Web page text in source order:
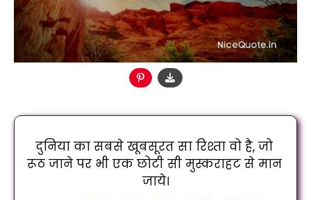
दुनिया का सबसे खूबसूरत सा रिश्ता वो है, जो
रूठ जाने पर भी एक छोटी सी मुस्कराहट से मान
जाये।